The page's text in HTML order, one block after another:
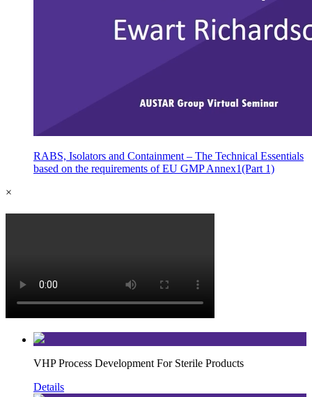
RABS, Isolators and Containment – The Technical Essentials
based on the requirements of EU GMP Annex1(Part 1)
×
VHP Process Development For Sterile Products
Details